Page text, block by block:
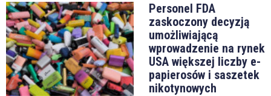
Personel FDA
zaskoczony decyzją
umożliwiającą
wprowadzenie na rynek
USA większej liczby e-
papierosów i saszetek
nikotynowych